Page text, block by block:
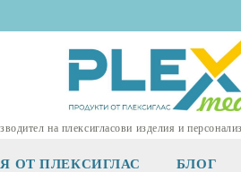
на плексигласови изделия и
ОТ ПЛЕКСИГЛАС БЛОГ